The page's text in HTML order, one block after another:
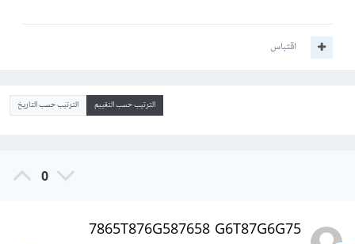
اقتباس
الترتيب حسب التقييم الترتيب حسب التاريخ
0
7865T876G587658 G6T87G6G75